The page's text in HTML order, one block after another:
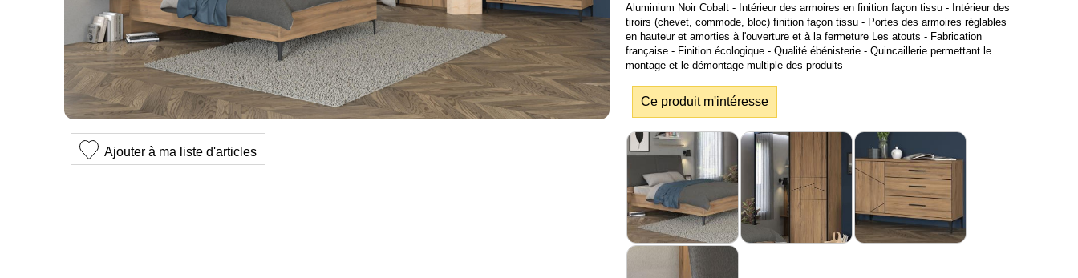
Ajouter à ma liste d'articles
Aluminium Noir Cobalt - Intérieur des armoires en finition façon tissu - Intérieur des
tiroirs (chevet, commode, bloc) finition façon tissu - Portes des armoires réglables
en hauteur et amorties à l'ouverture et à la fermeture Les atouts - Fabrication
française - Finition écologique - Qualité ébénisterie - Quincaillerie permettant le
montage et le démontage multiple des produits
Ce produit m'intéresse